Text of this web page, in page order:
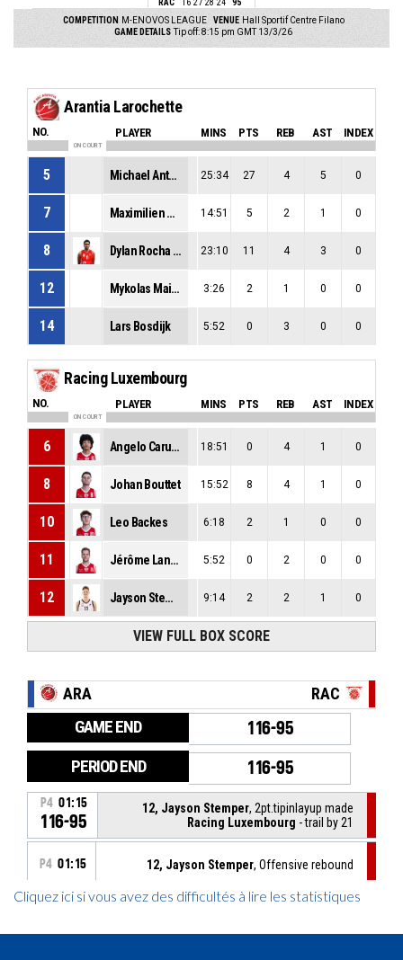
Cliquez ici si vous avez des difficultés à lire les statistiques